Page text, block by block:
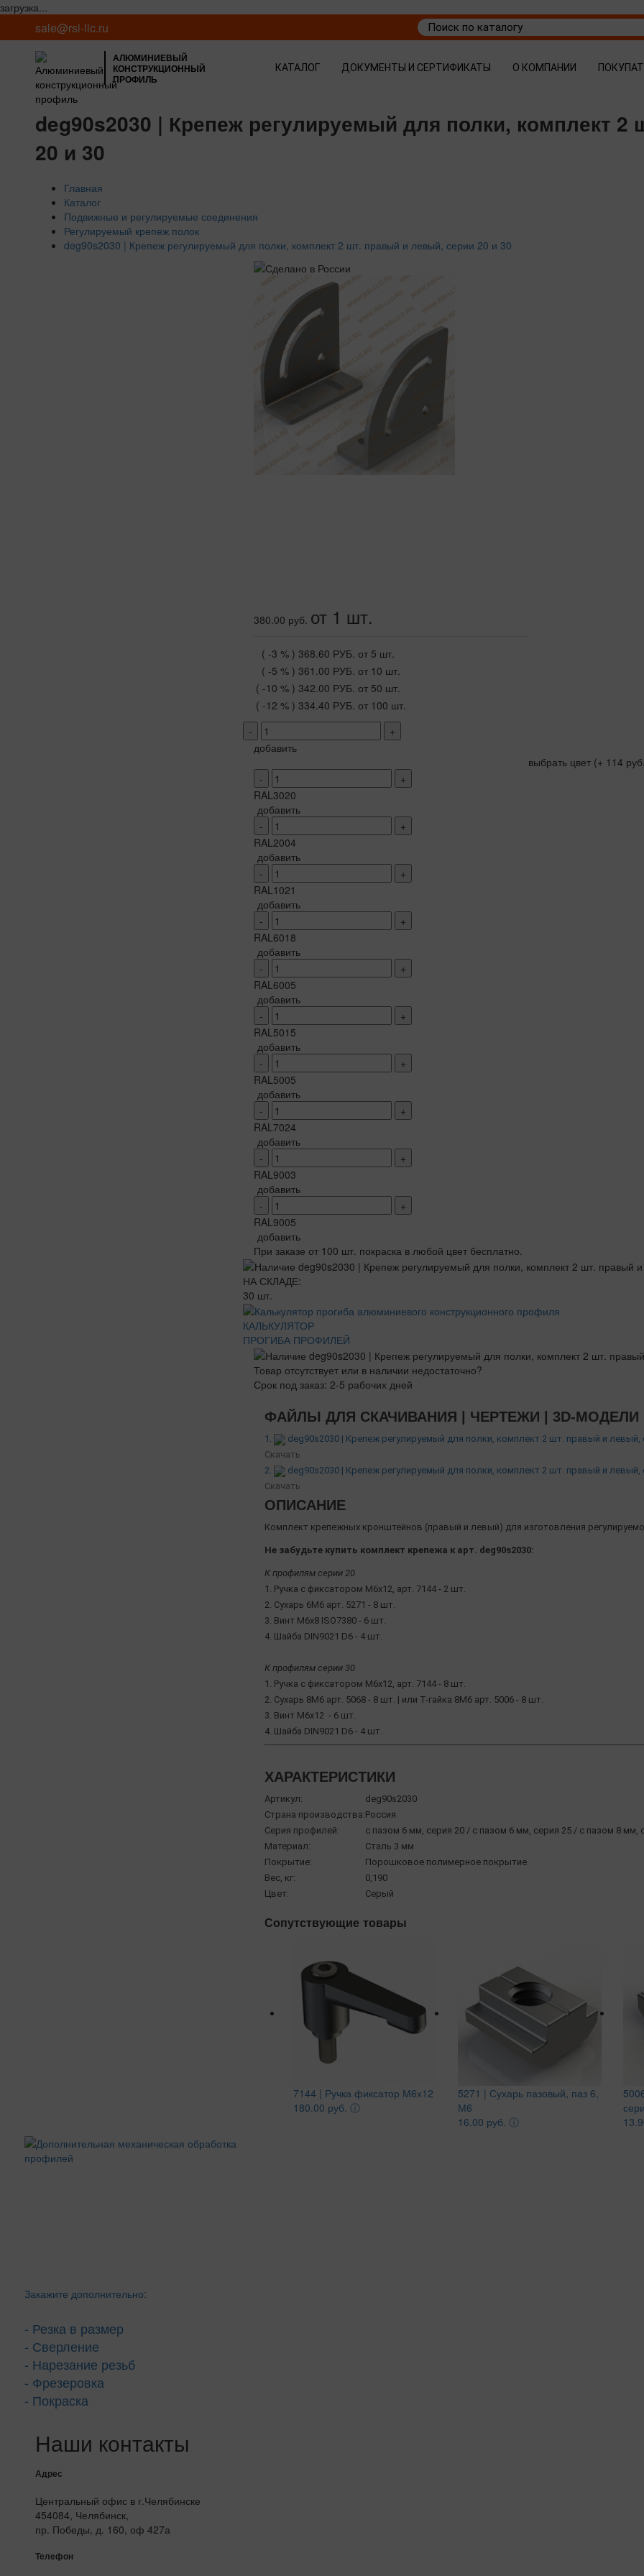
загрузка...
sale@rsi-llc.ru
АЛЮМИНИЕВЫЙ
КОНСТРУКЦИОННЫЙ
ПРОФИЛЬ
КАТАЛОГ ДОКУМЕНТЫ И СЕРТИФИКАТЫ О КОМПАНИИ
deg90s2030 | Крепеж регулируемый для полки, комплект
20 и 30
Главная
Каталог
Подвижные и регулируемые соединения
Регулируемый крепеж полок
deg90s2030 | Крепеж регулируемый для полки, комплект 2 шт. правый и левый, серии 20 и 30
380.00 руб. от 1 шт.
( -3 % ) 368.60 РУБ. от 5 шт.
( -5 % ) 361.00 РУБ. от 10 шт.
( -10 % ) 342.00 РУБ. от 50 шт.
( -12 % ) 334.40 РУБ. от 100 шт.
-
+
добавить
выбрать цвет (+ 114
-
+
RAL3020
добавить
-
+
RAL2004
добавить
-
+
RAL1021
добавить
-
+
RAL6018
добавить
-
+
RAL6005
добавить
-
+
RAL5015
добавить
-
+
RAL5005
добавить
-
+
RAL7024
добавить
-
+
RAL9003
добавить
-
+
RAL9005
добавить
При заказе от 100 шт. покраска в любой цвет бесплатно.
НА СКЛАДЕ:
30 шт.
КАЛЬКУЛЯТОР
ПРОГИБА ПРОФИЛЕЙ
Товар отсутствует или в наличии недостаточно?
Срок под заказ: 2-5 рабочих дней
ФАЙЛЫ ДЛЯ СКАЧИВАНИЯ | ЧЕРТЕЖИ | 3D-МОДЕЛИ
1.
deg90s2030 | Крепеж регулируемый для полки, комплект 2 шт. правый и левый,
Скачать
2.
deg90s2030 | Крепеж регулируемый для полки, комплект 2 шт. правый и левый,
Скачать
ОПИСАНИЕ
Комплект крепежных кронштейнов (правый и левый) для изготовления
Не забудьте купить комплект крепежа к арт. deg90s2030:
К профилям серии 20
1. Ручка с фиксатором М6х12, арт. 7144 - 2 шт.
2. Сухарь 6М6 арт. 5271 - 8 шт.
3. Винт М6х8 ISO7380 - 6 шт.
4. Шайба DIN9021 D6 - 4 шт.
К профилям серии 30
1. Ручка с фиксатором М6х12, арт. 7144 - 8 шт.
2. Сухарь 8М6 арт. 5068 - 8 шт. | или Т-гайка 8М6 арт. 5006 - 8 шт.
3. Винт М6х12 - 6 шт.
4. Шайба DIN9021 D6 - 4 шт.
ХАРАКТЕРИСТИКИ
Артикул:
deg90s2030
Страна производства:Россия
Серия профилей:
с пазом 6 мм, серия 20 / с пазом 6 мм, серия 25 / с пазом 8 мм,
Материал:
Сталь 3 мм
Покрытие:
Порошковое полимерное покрытие
Вес, кг:
0,190
Цвет:
Серый
Сопутствующие товары
7144 | Ручка фиксатор М6х12
180.00 руб. ⓘ
5271 | Сухарь пазовый, паз 6,
М6
16.00 руб.ⓘ
Закажите дополнительно:
- Резка в размер
- Сверление
- Нарезание резьб
- Фрезеровка
- Покраска
Наши контакты
Адрес
Центральный офис в г.Челябинске
454084, Челябинск,
пр. Победы, д. 160, оф 427а
Телефон